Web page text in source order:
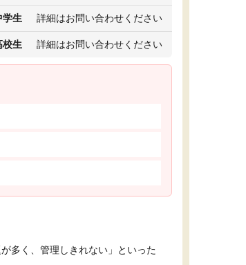
学生 詳細はお問い合わせください
校生 詳細はお問い合わせください
多く、管理しきれない」といった